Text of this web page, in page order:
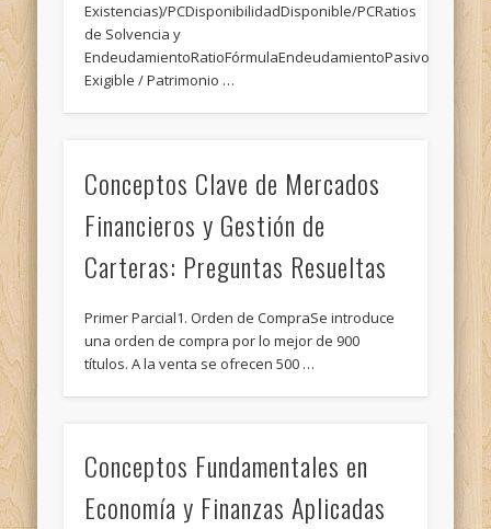
Existencias)/PCDisponibilidadDisponible/PCRatios
de Solvencia y
EndeudamientoRatioFórmulaEndeudamientoPasivo
Exigible / Patrimonio …
Conceptos Clave de Mercados
Financieros y Gestión de
Carteras: Preguntas Resueltas
Primer Parcial1. Orden de CompraSe introduce
una orden de compra por lo mejor de 900
títulos. A la venta se ofrecen 500 …
Conceptos Fundamentales en
Economía y Finanzas Aplicadas